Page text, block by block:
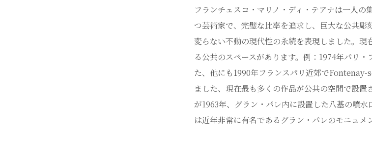
フランチェスコ・マリノ・ディ・テアナは一人
つ芸術家で、完璧な比率を追求し、巨大な公共
変らない不動の現代性の永続を表現しました。
る公共のスペースがあります。例：1974年パリ
た、他にも1990年フランスパリ近郊で
ました、現在最も多くの作品が公共の空間で設
が1963年、グラン・パレ内に設置した八基の噴
は近年非常に有名であるグラン・パレのモニュメ